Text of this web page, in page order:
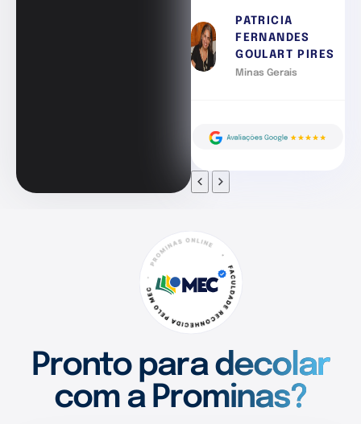
PATRICIA
FERNANDES
GOULART PIRES
Minas Gerais
Pronto para decolar
com a Prominas?